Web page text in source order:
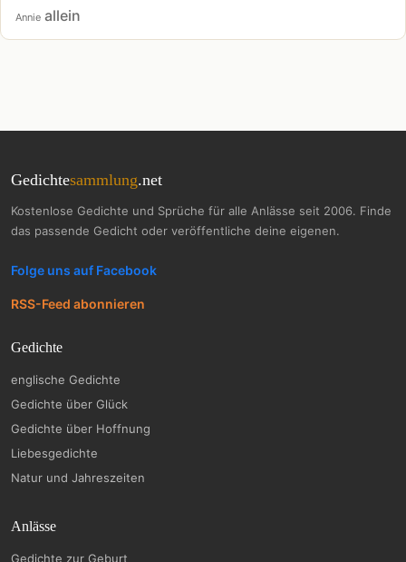
Annie allein
Gedichtesammlung.net
Kostenlose Gedichte und Sprüche für alle Anlässe seit 2006. Finde
das passende Gedicht oder veröffentliche deine eigenen.
Folge uns auf Facebook
RSS-Feed abonnieren
Gedichte
englische Gedichte
Gedichte über Glück
Gedichte über Hoffnung
Liebesgedichte
Natur und Jahreszeiten
Anlässe
Gedichte zur Geburt